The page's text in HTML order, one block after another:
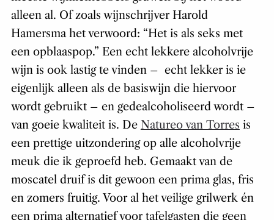
meeste wijnliefhebbers gruwen bij het woord
alleen al. Of zoals wijnschrijver Harold
Hamersma het verwoord: “Het is als seks met
een opblaaspop.” Een echt lekkere alcoholvrije
wijn is ook lastig te vinden – echt lekker is ie
eigenlijk alleen als de basiswijn die hiervoor
wordt gebruikt – en gedealcoholiseerd wordt –
van goeie kwaliteit is. DeNatureo van Torresis
een prettige uitzondering op alle alcoholvrije
meuk die ik geproefd heb. Gemaakt van de
moscatel druif is dit gewoon een prima glas, fris
en zomers fruitig. Voor al het veilige grilwerk én